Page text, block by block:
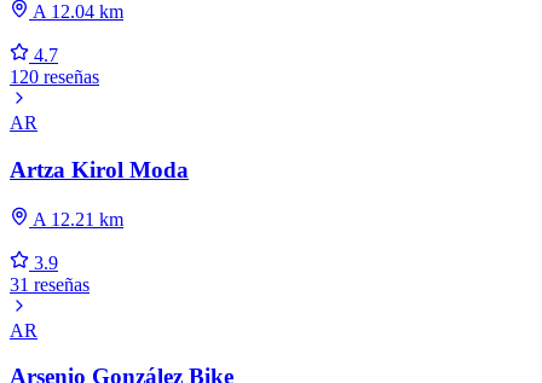
A 12.04 km
4.7
120 reseñas
AR
Artza Kirol Moda
A 12.21 km
3.9
31 reseñas
AR
Arsenio González Bike